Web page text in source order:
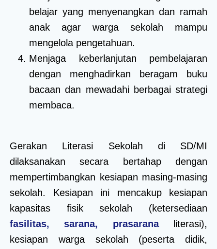
belajar yang menyenangkan dan ramah
anak agar warga sekolah mampu
mengelola pengetahuan.
Menjaga keberlanjutan pembelajaran
dengan menghadirkan beragam buku
bacaan dan mewadahi berbagai strategi
membaca.
Gerakan Literasi Sekolah di SD/MI
dilaksanakan secara bertahap dengan
mempertimbangkan kesiapan masing-masing
sekolah. Kesiapan ini mencakup kesiapan
kapasitas fisik sekolah (ketersediaan
fasilitas, sarana, prasaranaliterasi),
kesiapan warga sekolah (peserta didik,